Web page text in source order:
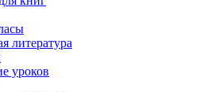
литература
уроков